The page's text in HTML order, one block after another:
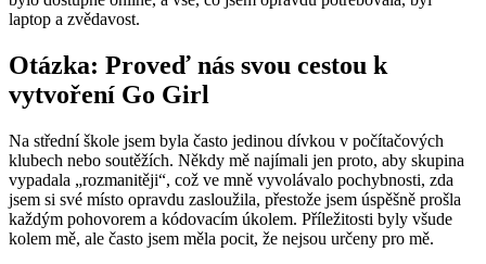
laptop a zvědavost.
Otázka: Proveď nás svou cestou k
vytvoření Go Girl
Na střední škole jsem byla často jedinou dívkou v počítačových
klubech nebo soutěžích. Někdy mě najímali jen proto, aby skupina
vypadala „rozmanitěji“, což ve mně vyvolávalo pochybnosti, zda
jsem si své místo opravdu zasloužila, přestože jsem úspěšně prošla
každým pohovorem a kódovacím úkolem. Příležitosti byly všude
kolem mě, ale často jsem měla pocit, že nejsou určeny pro mě.